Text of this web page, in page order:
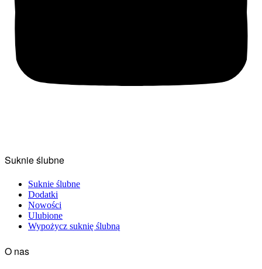
Suknie ślubne
Suknie ślubne
Dodatki
Nowości
Ulubione
Wypożycz suknię ślubną
O nas